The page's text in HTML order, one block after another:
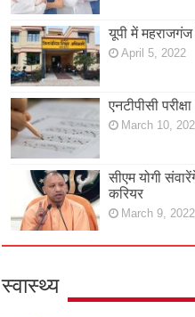
यूपी में
April 5, 2022
एनटीपीसी
March 10,
सीएम योगी
करियर
March 9, 2022
स्वास्थ्य